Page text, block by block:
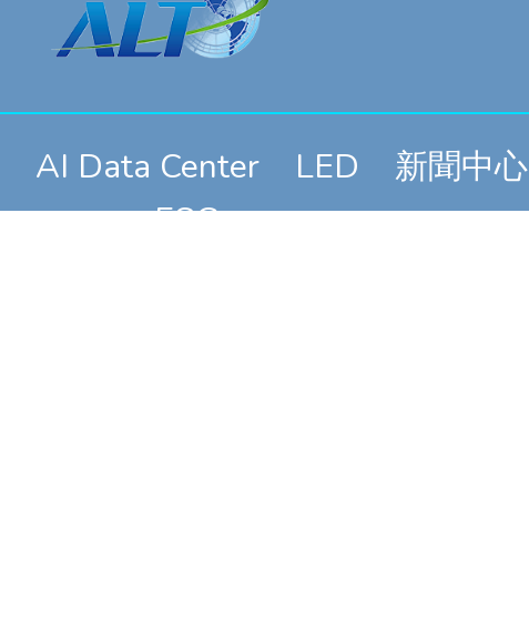
AI Data Center LED 新聞中心
ESG